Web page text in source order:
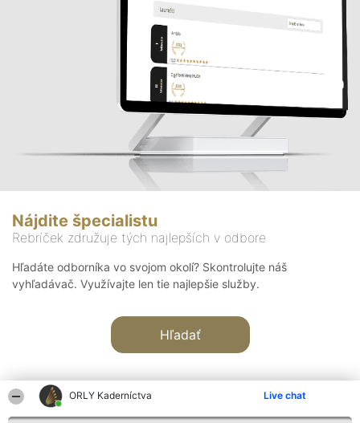
ORLY Kaderníctva Live chat
Nájdite špecialistu
Rebríček združuje tých najlepších v odbore
Hľadáte odborníka vo svojom okolí? Skontrolujte náš
vyhľadávač. Využívajte len tie najlepšie služby.
Hľadať